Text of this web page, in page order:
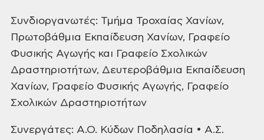
Συνδιοργανωτές: Τμήμα Τροχαίας Χανίων,
Πρωτοβάθμια Εκπαίδευση Χανίων, Γραφείο
Φυσικής Αγωγής και Γραφείο Σχολικών
Δραστηριοτήτων, Δευτεροβάθμια Εκπαίδευση
Χανίων, Γραφείο Φυσικής Αγωγής, Γραφείο
Σχολικών Δραστηριοτήτων
Συνεργάτες: A.O. Κύδων Ποδηλασία • A.Σ.